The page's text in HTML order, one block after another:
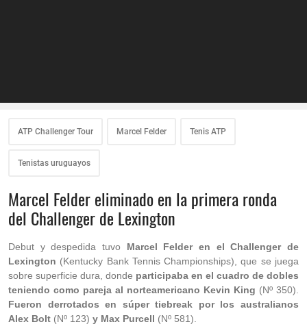
ATP Challenger Tour Marcel Felder Tenis ATP
Tenistas uruguayos
Marcel Felder eliminado en la primera ronda
del Challenger de Lexington
Debut y despedida tuvo Marcel Felder en el Challenger de
Lexington (Kentucky Bank Tennis Championships), que se juega
sobre superficie dura, donde participaba en el cuadro de dobles
teniendo como pareja al norteamericano Kevin King (Nº 350).
Fueron derrotados en súper tiebreak por los australianos
Alex Bolt (Nº 123) y Max Purcell (Nº 581).